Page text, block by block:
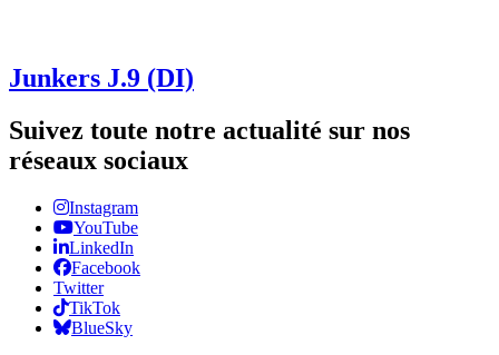
Junkers J.9 (DI)
Suivez toute notre actualité sur nos
réseaux sociaux
Instagram
YouTube
LinkedIn
Facebook
Twitter
TikTok
BlueSky